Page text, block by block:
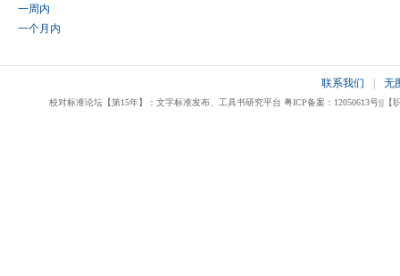
一周内
一个月内
联系我们 无
校对标准论坛【第15年】：文字标准发布、工具书研究平台 粤ICP备案：12050613号|||【